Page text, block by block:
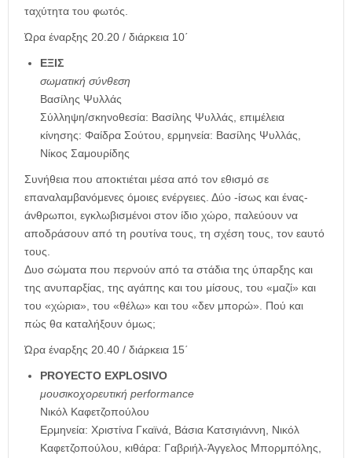
ταχύτητα του φωτός.
Ώρα έναρξης 20.20 / διάρκεια 10΄
ΕΞΙΣ
σωματική σύνθεση
Βασίλης Ψυλλάς
Σύλληψη/σκηνοθεσία: Βασίλης Ψυλλάς, επιμέλεια
κίνησης: Φαίδρα Σούτου, ερμηνεία: Βασίλης Ψυλλάς,
Νίκος Σαμουρίδης
Συνήθεια που αποκτιέται μέσα από τον εθισμό σε
επαναλαμβανόμενες όμοιες ενέργειες. Δύο -ίσως και ένας-
άνθρωποι, εγκλωβισμένοι στον ίδιο χώρο, παλεύουν να
αποδράσουν από τη ρουτίνα τους, τη σχέση τους, τον εαυτό
τους.
Δυο σώματα που περνούν από τα στάδια της ύπαρξης και
της ανυπαρξίας, της αγάπης και του μίσους, του «μαζί» και
του «χώρια», του «θέλω» και του «δεν μπορώ». Πού και
πώς θα καταλήξουν όμως;
Ώρα έναρξης 20.40 / διάρκεια 15΄
PROYECTO EXPLOSIVO
μουσικοχορευτική performance
Νικόλ Καφετζοπούλου
Ερμηνεία: Χριστίνα Γκαϊνά, Βάσια Κατσιγιάννη, Νικόλ
Καφετζοπούλου, κιθάρα: Γαβριήλ-Άγγελος Μπορμπόλης,